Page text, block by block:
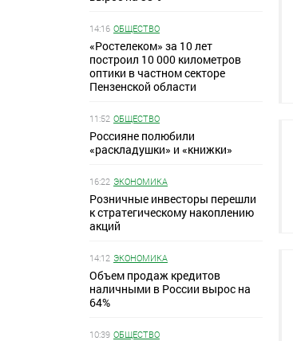
14:16 ОБЩЕСТВО
«Ростелеком» за 10 лет
построил 10 000 километров
оптики в частном секторе
Пензенской области
11:52 ОБЩЕСТВО
Россияне полюбили
«раскладушки» и «книжки»
16:22 ЭКОНОМИКА
Розничные инвесторы перешли
к стратегическому накоплению
акций
14:12 ЭКОНОМИКА
Объем продаж кредитов
наличными в России вырос на
64%
10:39 ОБЩЕСТВО